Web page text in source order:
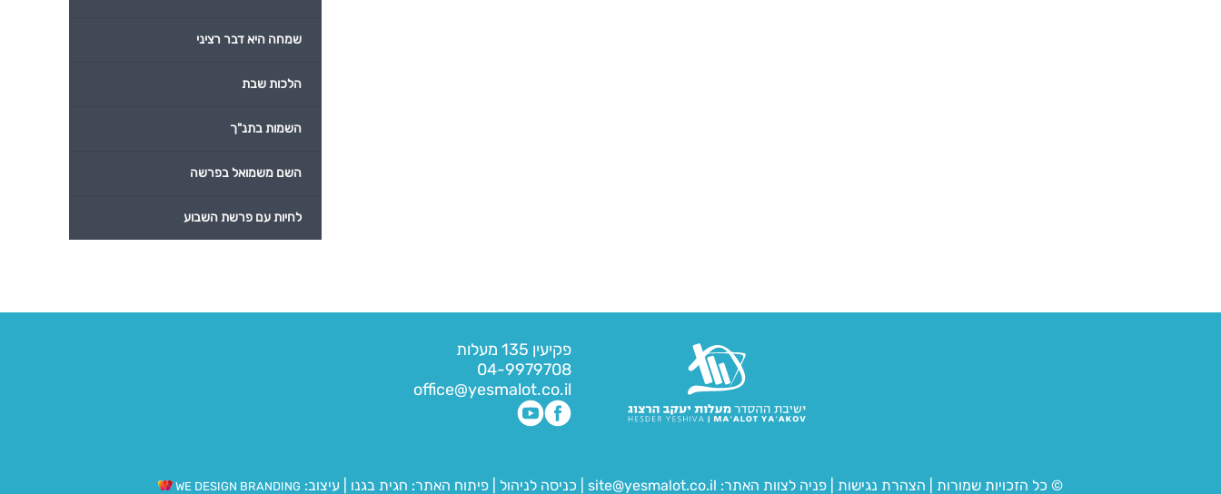
שמחה היא דבר רציני
הלכות שבת
השמות בתנ"ך
השם משמואל בפרשה
לחיות עם פרשת השבוע
פקיעין 135 מעלות
04-9979708
office@yesmalot.co.il
© כל הזכויות שמורות הצהרת נגישות פניה לצוות האתר: site@yesmalot.co.il כניסה לניהול פיתוח האתר: חגית בגנו עיצוב: WE DESIGN BRANDING